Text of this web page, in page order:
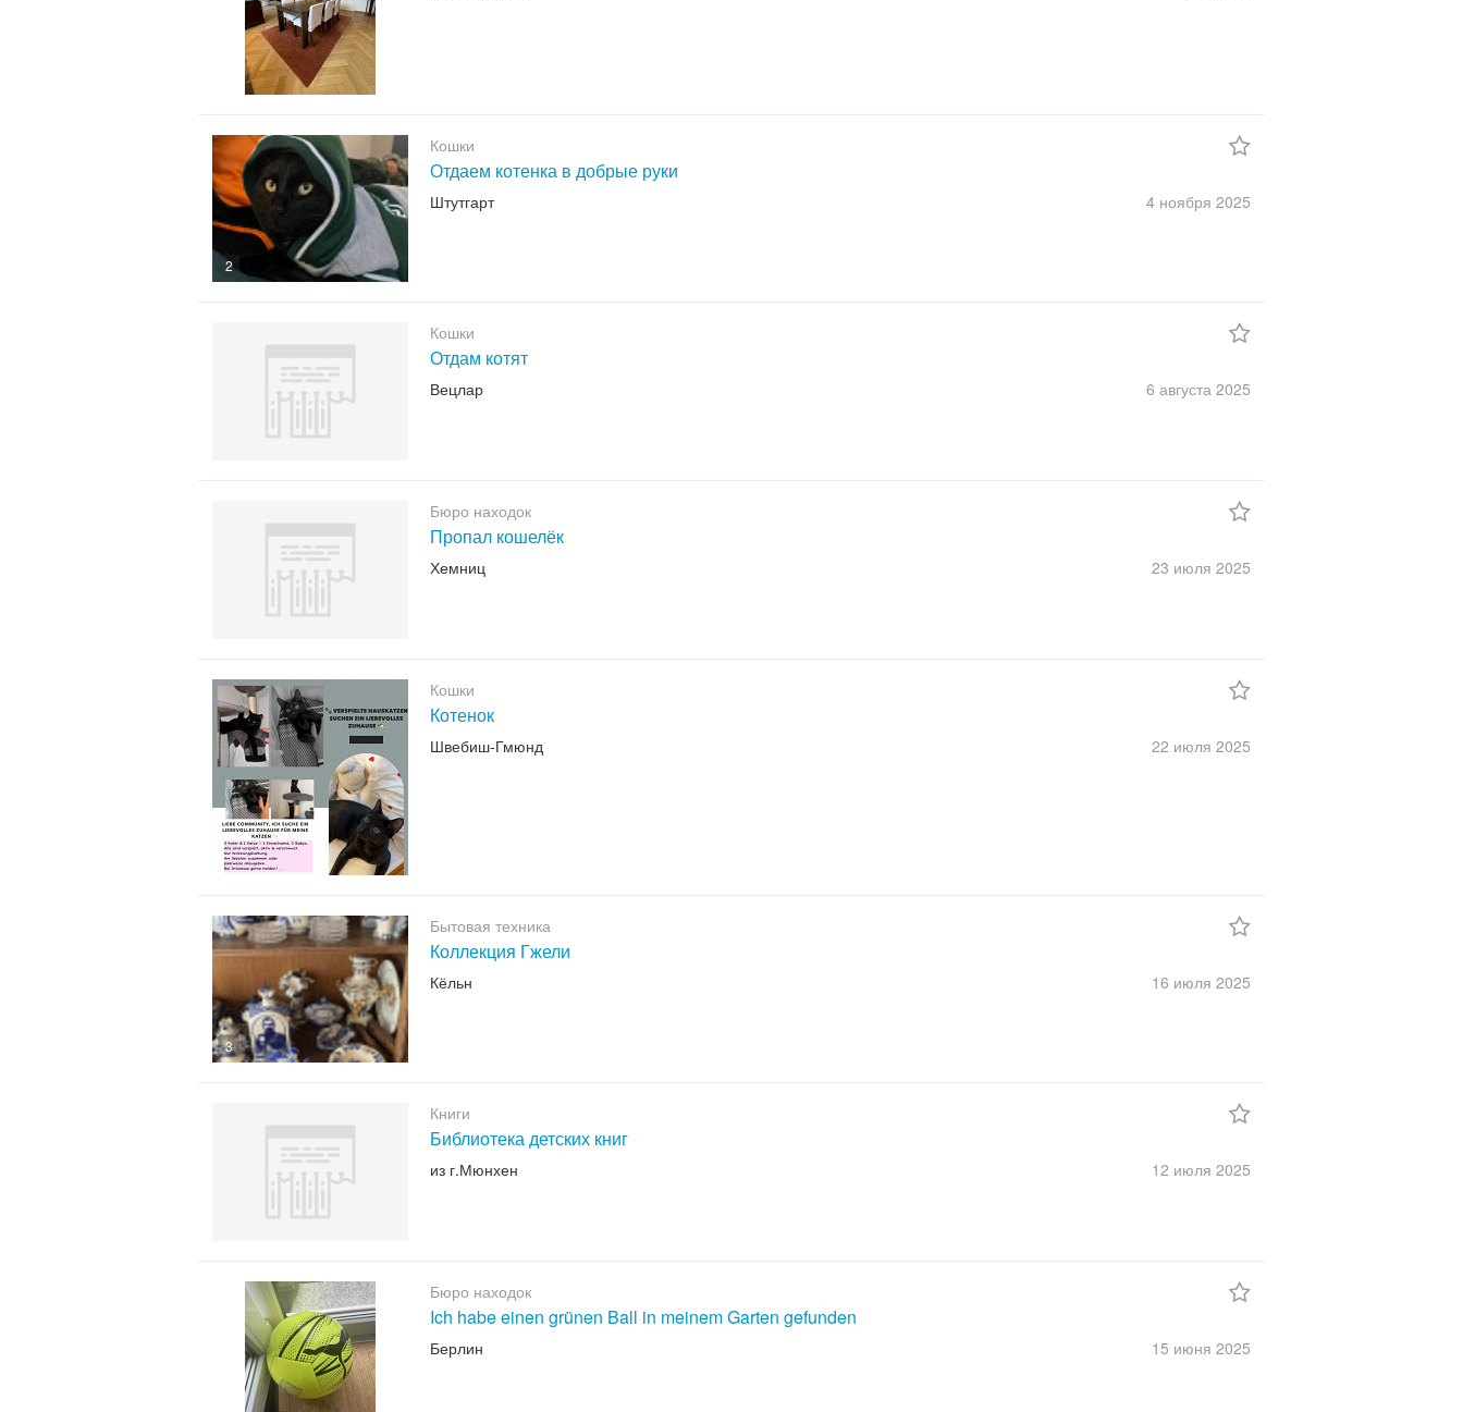
2
Кошки
Отдаем котенка в добрые руки
Штутгарт 4 ноября 2025
Кошки
Отдам котят
Вецлар 6 августа 2025
Бюро находок
Пропал кошелёк
Хемниц 23 июля 2025
Кошки
Котенок
Швебиш-Гмюнд 22 июля 2025
3
Бытовая техника
Коллекция Гжели
Кёльн 16 июля 2025
Книги
Библиотека детских книг
из г.Мюнхен 12 июля 2025
Бюро находок
Ich habe einen grünen Ball in meinem Garten gefunden
Берлин 15 июня 2025